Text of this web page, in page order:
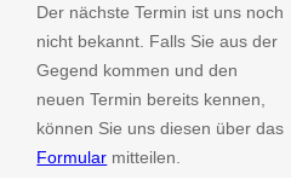
Der nächste Termin ist uns noch
nicht bekannt. Falls Sie aus der
Gegend kommen und den
neuen Termin bereits kennen,
können Sie uns diesen über das
Formular mitteilen.